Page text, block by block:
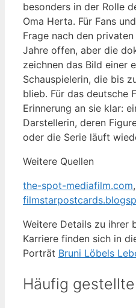
besonders in der Rolle
Oma Herta. Für Fans
Frage nach den
Jahre offen, aber die
zeichnen das Bild einer
Schauspielerin, die bis
blieb. Für das deutsche
Erinnerung an sie klar:
Darstellerin, deren
oder die Serie läuft
Weitere Quellen
the-spot-mediafilm.com,
Weitere Details zu ihrer
Karriere finden sich in
Porträt Bruni Löbels
Häufig